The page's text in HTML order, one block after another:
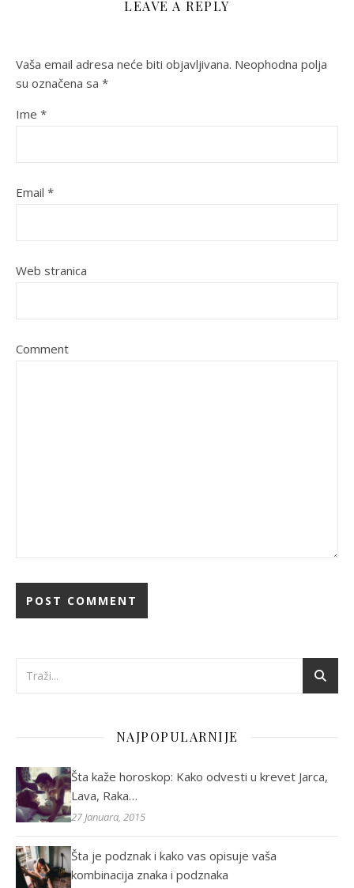
LEAVE A REPLY
Vaša email adresa neće biti objavljivana. Neophodna polja
su označena sa *
Ime *
Email *
Web stranica
Comment
NAJPOPULARNIJE
Šta kaže horoskop: Kako odvesti u krevet Jarca,
Lava, Raka…
27 Januara, 2015
Šta je podznak i kako vas opisuje vaša
kombinacija znaka i podznaka